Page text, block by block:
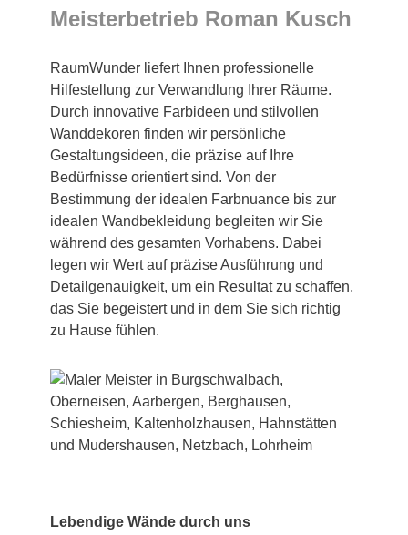
Meisterbetrieb Roman Kusch
RaumWunder liefert Ihnen professionelle
Hilfestellung zur Verwandlung Ihrer Räume.
Durch innovative Farbideen und stilvollen
Wanddekoren finden wir persönliche
Gestaltungsideen, die präzise auf Ihre
Bedürfnisse orientiert sind. Von der
Bestimmung der idealen Farbnuance bis zur
idealen Wandbekleidung begleiten wir Sie
während des gesamten Vorhabens. Dabei
legen wir Wert auf präzise Ausführung und
Detailgenauigkeit, um ein Resultat zu schaffen,
das Sie begeistert und in dem Sie sich richtig
zu Hause fühlen.
Lebendige Wände durch uns